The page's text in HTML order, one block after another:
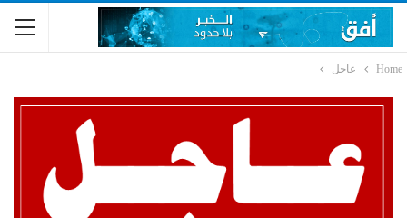
Home عاجل